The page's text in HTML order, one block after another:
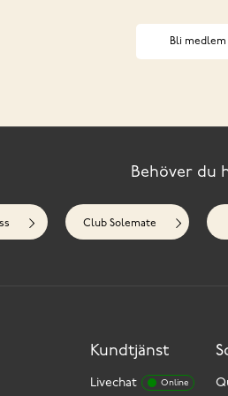
Bli medlem
Behöver du
Club Solemate
Kundtjänst
Livechat Online